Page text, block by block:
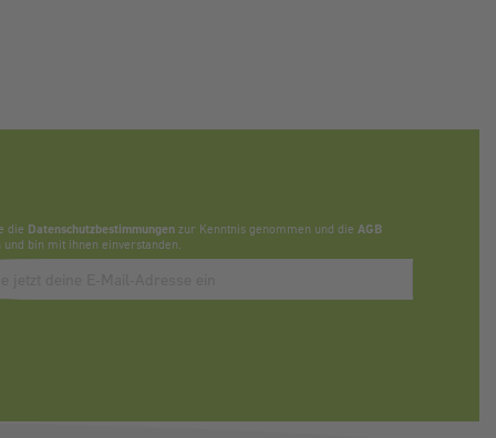
die Datenschutzbestimmungen zur Kenntnis genommen und die AGB
und bin mit ihnen einverstanden.
des Newsletters, bitte E-Mail Adresse eintragen.